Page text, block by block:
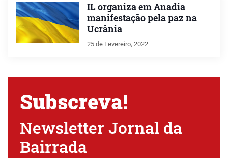
IL organiza em Anadia
manifestação pela paz na
Ucrânia
25 de Fevereiro, 2022
Subscreva!
Newsletter Jornal da
Bairrada